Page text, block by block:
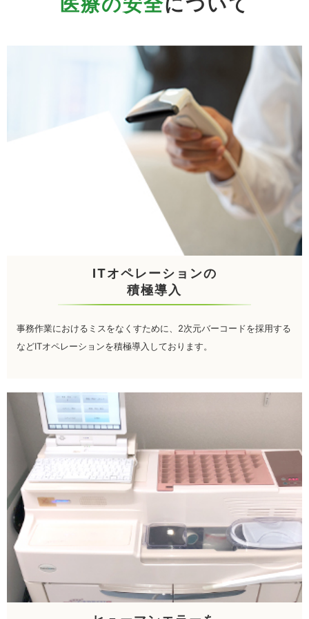
ITオペレーションの
積極導入
事務作業におけるミスをなくすために、2次元バーコードを採用する
などITオペレーションを積極導入しております。